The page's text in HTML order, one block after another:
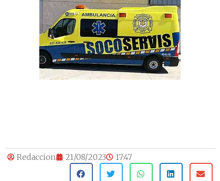
Redaccion 21/08/2023 17:47